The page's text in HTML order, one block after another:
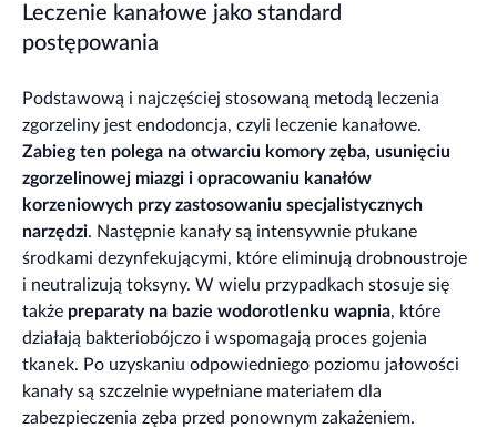
Leczenie kanałowe jako standard
postępowania
Podstawową i najczęściej stosowaną metodą leczenia
zgorzeliny jest endodoncja, czyli leczenie kanałowe.
Zabieg ten polega na otwarciu komory zęba, usunięciu
zgorzelinowej miazgi i opracowaniu kanałów
korzeniowych przy zastosowaniu specjalistycznych
narzędzi. Następnie kanały są intensywnie płukane
środkami dezynfekującymi, które eliminują drobnoustroje
i neutralizują toksyny. W wielu przypadkach stosuje się
także preparaty na bazie wodorotlenku wapnia, które
działają bakteriobójczo i wspomagają proces gojenia
tkanek. Po uzyskaniu odpowiedniego poziomu jałowości
kanały są szczelnie wypełniane materiałem dla
zabezpieczenia zęba przed ponownym zakażeniem.